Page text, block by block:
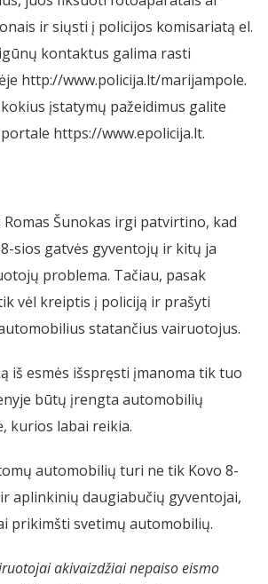
ir siųsti į policijos komisariatą el.
kontaktus galima rasti
http://www.policija.lt/marijampole.
įstatymų pažeidimus galite
https://www.epolicija.lt.
Šunokas irgi patvirtino, kad
sios gatvės gyventojų ir kitų ja
problema. Tačiau, pasak
vėl kreiptis į policiją ir prašyti
statančius vairuotojus.
iš esmės išspręsti įmanoma tik tuo
būtų įrengta automobilių
kurios labai reikia.
automobilių turi ne tik Kovo 8-
aplinkinių daugiabučių gyventojai,
prikimšti svetimų automobilių.
akivaizdžiai nepaiso eismo